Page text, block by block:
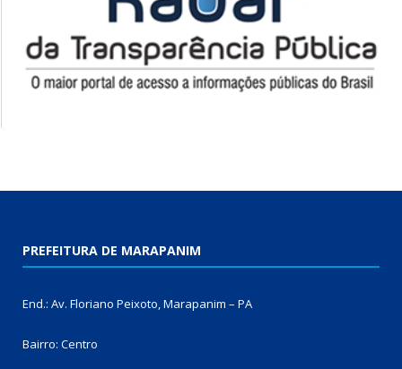
PREFEITURA DE MARAPANIM
End.: Av. Floriano Peixoto, Marapanim – PA
Bairro: Centro